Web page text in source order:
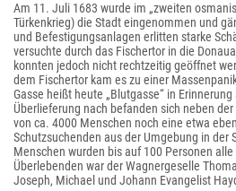
Am 11. Juli 1683 wurde im „zweiten
Türkenkrieg) die Stadt eingenommen und
und Befestigungsanlagen erlitten starke
versuchte durch das Fischertor in die
konnten jedoch nicht rechtzeitig geöffnet
dem Fischertor kam es zu einer
Gasse heißt heute „Blutgasse“ in
Überlieferung nach befanden sich neben
von ca. 4000 Menschen noch eine etwa
Schutzsuchenden aus der Umgebung in der
Menschen wurden bis auf 100 Personen
Überlebenden war der Wagnergeselle
Joseph, Michael und Johann Evangelist